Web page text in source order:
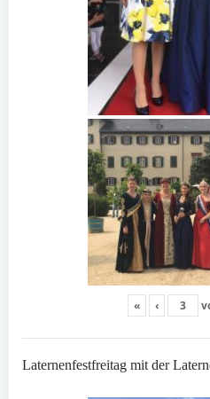
« ‹
Laternenfestfreitag mit der